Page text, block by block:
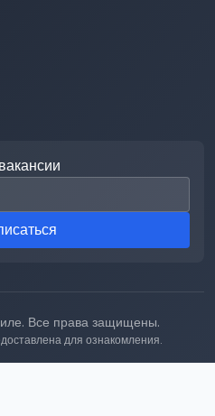
Все права защищены.
для ознакомления.